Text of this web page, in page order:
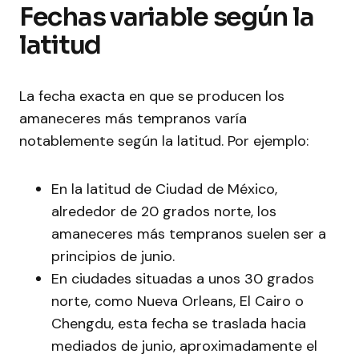
Fechas variable según la
latitud
La fecha exacta en que se producen los
amaneceres más tempranos varía
notablemente según la latitud. Por ejemplo:
En la latitud de Ciudad de México,
alrededor de 20 grados norte, los
amaneceres más tempranos suelen ser a
principios de junio.
En ciudades situadas a unos 30 grados
norte, como Nueva Orleans, El Cairo o
Chengdu, esta fecha se traslada hacia
mediados de junio, aproximadamente el